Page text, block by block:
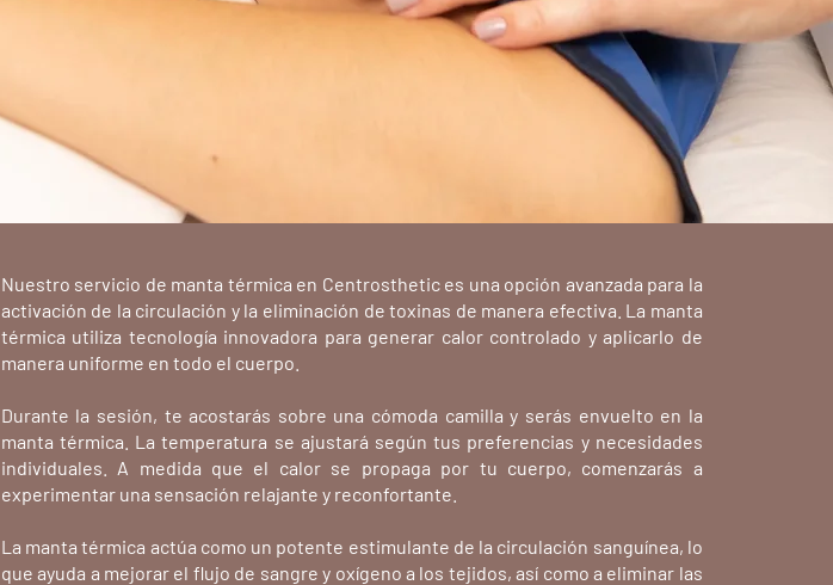
Nuestro servicio de manta térmica en Centrosthetic es una opción avanzada para la
activación de la circulación y la eliminación de toxinas de manera efectiva. La manta
térmica utiliza tecnología innovadora para generar calor controlado y aplicarlo de
manera uniforme en todo el cuerpo.
Durante la sesión, te acostarás sobre una cómoda camilla y serás envuelto en la
manta térmica. La temperatura se ajustará según tus preferencias y necesidades
individuales. A medida que el calor se propaga por tu cuerpo, comenzarás a
experimentar una sensación relajante y reconfortante.
La manta térmica actúa como un potente estimulante de la circulación sanguínea, lo
que ayuda a mejorar el flujo de sangre y oxígeno a los tejidos, así como a eliminar las